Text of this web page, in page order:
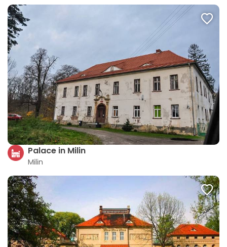
Palace in Milin
Milin